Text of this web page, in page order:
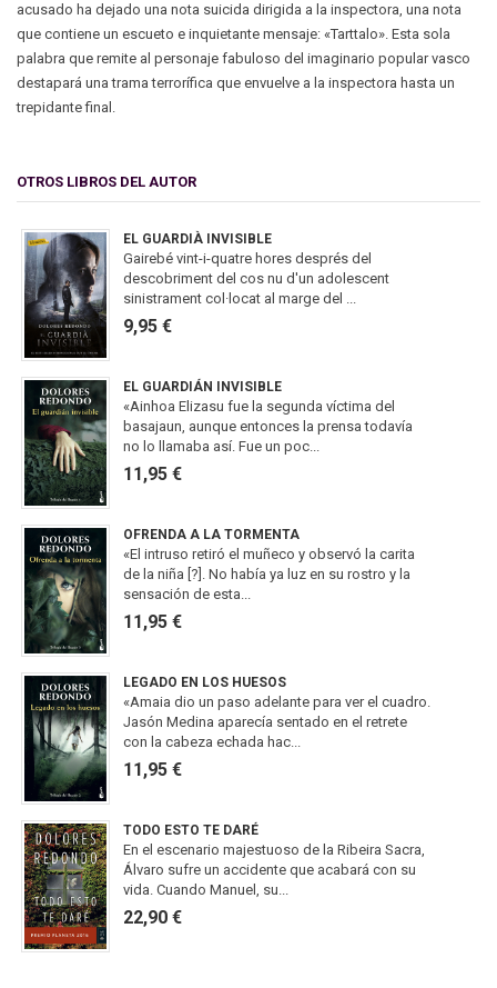
acusado ha dejado una nota suicida dirigida a la inspectora, una nota
que contiene un escueto e inquietante mensaje: «Tarttalo». Esta sola
palabra que remite al personaje fabuloso del imaginario popular vasco
destapará una trama terrorífica que envuelve a la inspectora hasta un
trepidante final.
OTROS LIBROS DEL AUTOR
EL GUARDIÀ INVISIBLE
Gairebé vint-i-quatre hores després del
descobriment del cos nu d'un adolescent
sinistrament col·locat al marge del ...
9,95 €
EL GUARDIÁN INVISIBLE
«Ainhoa Elizasu fue la segunda víctima del
basajaun, aunque entonces la prensa todavía
no lo llamaba así. Fue un poc...
11,95 €
OFRENDA A LA TORMENTA
«El intruso retiró el muñeco y observó la carita
de la niña [?]. No había ya luz en su rostro y la
sensación de esta...
11,95 €
LEGADO EN LOS HUESOS
«Amaia dio un paso adelante para ver el cuadro.
Jasón Medina aparecía sentado en el retrete
con la cabeza echada hac...
11,95 €
TODO ESTO TE DARÉ
En el escenario majestuoso de la Ribeira Sacra,
Álvaro sufre un accidente que acabará con su
vida. Cuando Manuel, su...
22,90 €